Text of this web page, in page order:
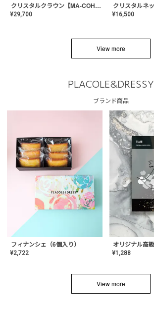
クリスタルクラウン【MA-COHD-01】韓国風クラウン/ウェディングクラウン/ティアラ
¥29,700 ¥16,500
View more
PLACOLE&DRESSY
ブランド商品
フィナンシェ（6個入り）
¥2,722 ¥1,288
View more